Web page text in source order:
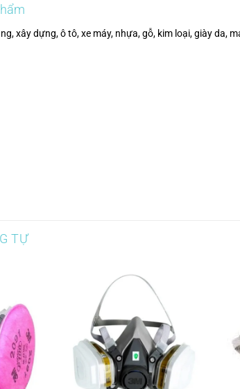
xây dựng, ô tô, xe máy, nhựa, gỗ, kim loại, giày
TỰ